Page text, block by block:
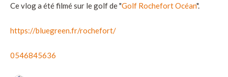
Ce vlog a été filmé sur le golf de "Golf Rochefort Océan".
https://bluegreen.fr/rochefort/
0546845636